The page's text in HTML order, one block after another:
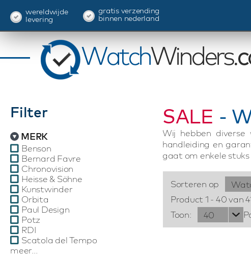
wereldwijde
levering
gratis verzending
binnen nederland
Filter
MERK
Benson
Bernard Favre
Chronovision
Heisse & Söhne
Kunstwinder
Orbita
Paul Design
Potz
RDI
Scatola del Tempo
meer...
SALE -
Wij hebben
handleiding en
gaat om enkele
Sorteren op
Product 1 - 40 van
Toon:
40